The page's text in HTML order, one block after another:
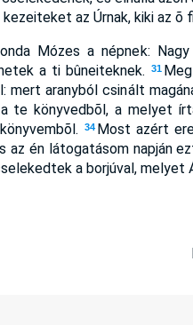
az Úrnak, kiki az õ
Mózes a népnek:
a ti bûneiteknek.
31
aranyból csinált
te könyvedbõl, a melyet
34 Most azért
az én látogatásom napján
a borjúval, melyet